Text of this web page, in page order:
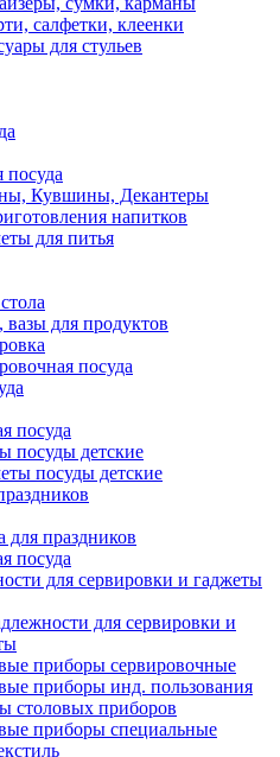
салфетки, клеенки
для стульев
посуда
Кувшины, Декантеры
напитков
для питья
вазы для продуктов
посуда
посуда
посуды детские
посуды детские
для праздников
посуда
для сервировки и гаджеты
для сервировки и
приборы сервировочные
приборы инд. пользования
столовых приборов
приборы специальные